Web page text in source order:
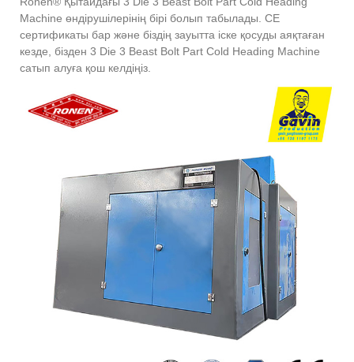
Machine өндірушілерінің бірі болып табылады. CE
сертификаты бар және біздің зауытта іске қосуды аяқтаған
кезде, бізден 3 Die 3 Beast Bolt Part Cold Heading Machine
сатып алуға қош келдіңіз.